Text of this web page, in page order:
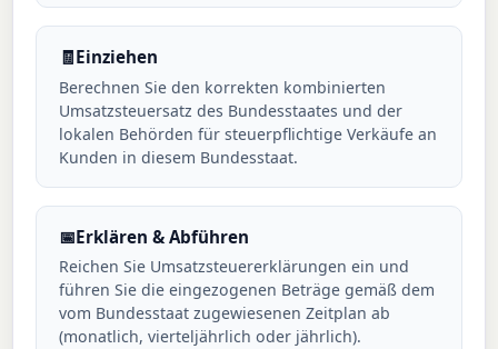
🧾Einziehen
Berechnen Sie den korrekten kombinierten
Umsatzsteuersatz des Bundesstaates und der
lokalen Behörden für steuerpflichtige Verkäufe an
Kunden in diesem Bundesstaat.
📅Erklären & Abführen
Reichen Sie Umsatzsteuererklärungen ein und
führen Sie die eingezogenen Beträge gemäß dem
vom Bundesstaat zugewiesenen Zeitplan ab
(monatlich, vierteljährlich oder jährlich).